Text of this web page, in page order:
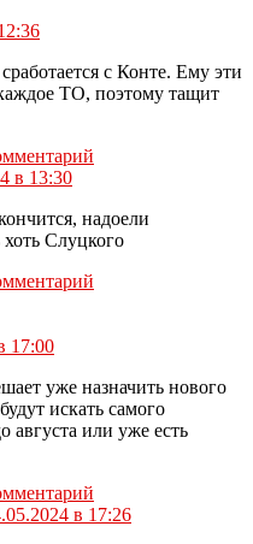
с Конте. Ему эти
ТО, поэтому тащит
в 13:30
надоели
хоть Слуцкого
17:00
уже назначить нового
искать самого
августа или уже есть
в 17:26